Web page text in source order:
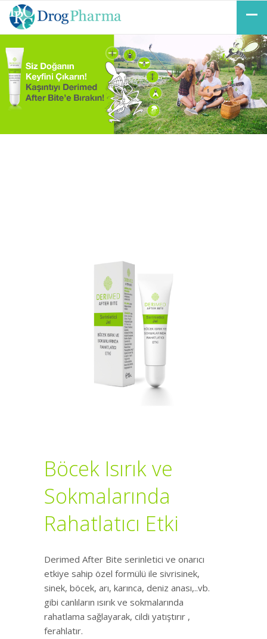
Böcek Isırık ve
Sokmalarında
Rahatlatıcı Etki
Derimed After Bite serinletici ve onarıcı
etkiye sahip özel formülü ile sivrisinek,
sinek, böcek, arı, karınca, deniz anası,..vb.
gibi canlıların ısırık ve sokmalarında
rahatlama sağlayarak, cildi yatıştırır ,
ferahlatır.